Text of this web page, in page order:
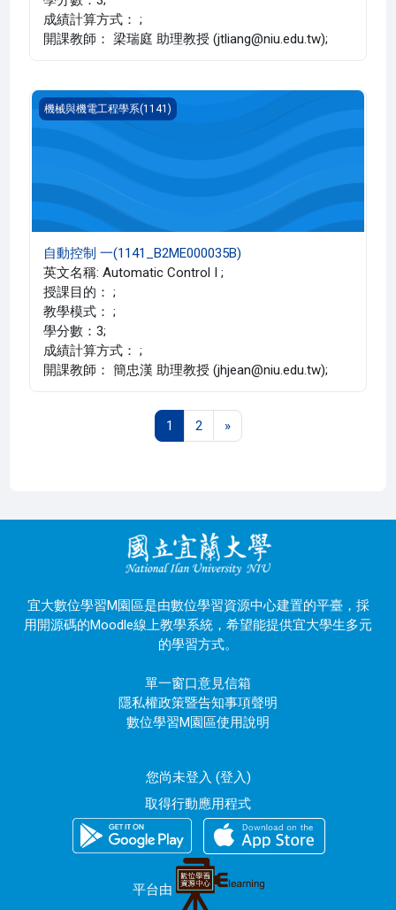
成績計算方式： ;
開課教師： 梁瑞庭 助理教授 (jtliang@niu.edu.tw);
自動控制 一(1141_B2ME000035B)
機械與機電工程學系(1141)
自動控制 一(1141_B2ME000035B)
英文名稱: Automatic Control I ;
授課目的： ;
教學模式： ;
學分數：3;
成績計算方式： ;
開課教師： 簡忠漢 助理教授 (jhjean@niu.edu.tw);
1 第 1 頁
2第 2 頁
»下一頁
宜大數位學習M園區是由數位學習資源中心建置的平臺，採
用開源碼的Moodle線上教學系統，希望能提供宜大學生多元
的學習方式。
單一窗口意見信箱
隱私權政策暨告知事項聲明
數位學習M園區使用說明
您尚未登入 (登入)
取得行動應用程式
平台由